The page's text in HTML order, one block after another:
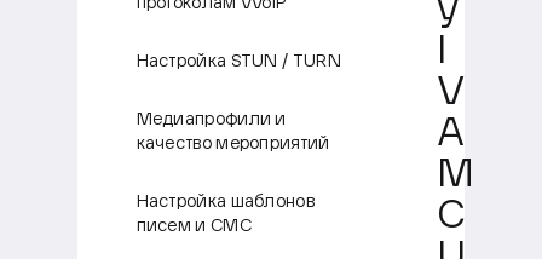
протоколам VVoIP
Настройка STUN / TURN
Медиапрофили и
качество мероприятий
Настройка шаблонов
писем и СМС
у
V
A
M
C